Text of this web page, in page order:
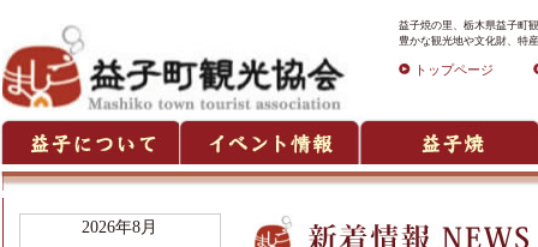
益子焼の里、栃木県益子町
豊かな観光地や文化財、特
トップページ
2026年8月